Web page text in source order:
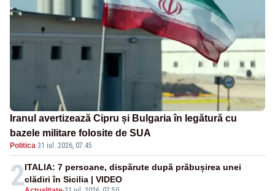
Iranul avertizează Cipru și Bulgaria în legătură cu
bazele militare folosite de SUA
Politica·31 iul. 2026, 07:45
2ITALIA: 7 persoane, dispărute după prăbușirea unei
clădiri în Sicilia | VIDEO